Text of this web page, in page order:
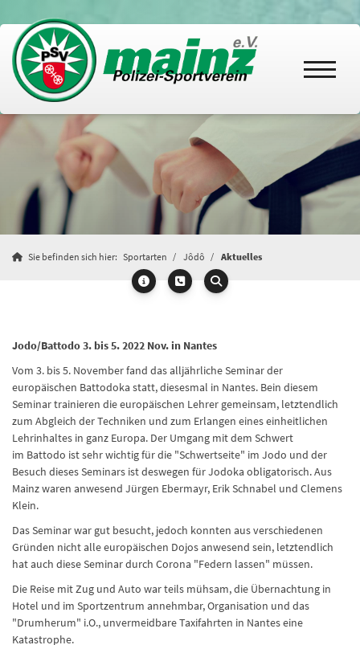
Sie befinden sich hier: Sportarten Jôdô Aktuelles
Jodo/Battodo 3. bis 5. 2022 Nov. in Nantes
Vom 3. bis 5. November fand das alljährliche Seminar der
europäischen Battodoka statt, diesesmal in Nantes. Bein diesem
Seminar trainieren die europäischen Lehrer gemeinsam, letztendlich
zum Abgleich der Techniken und zum Erlangen eines einheitlichen
Lehrinhaltes in ganz Europa. Der Umgang mit dem Schwert
im Battodo ist sehr wichtig für die "Schwertseite" im Jodo und der
Besuch dieses Seminars ist deswegen für Jodoka obligatorisch. Aus
Mainz waren anwesend Jürgen Ebermayr, Erik Schnabel und Clemens
Klein.
Das Seminar war gut besucht, jedoch konnten aus verschiedenen
Gründen nicht alle europäischen Dojos anwesend sein, letztendlich
hat auch diese Seminar durch Corona "Federn lassen" müssen.
Die Reise mit Zug und Auto war teils mühsam, die Übernachtung in
Hotel und im Sportzentrum annehmbar, Organisation und das
"Drumherum" i.O., unvermeidbare Taxifahrten in Nantes eine
Katastrophe.